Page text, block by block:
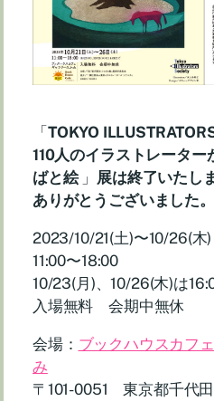
「TOKYO
110人のイラストレータ
ばと絵」 展は終了いたし
ありがとうございました。
2023/10/21(土)〜10/26(木)
11:00〜18:00
10/23(月)、10/26(木)は
入場無料 会期中無休
会場： ブックハウスカフ
み
〒101-0051 東京都千代